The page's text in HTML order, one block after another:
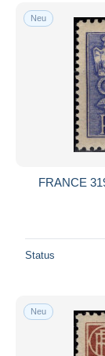
Neu
FRANCE
Status
Neu